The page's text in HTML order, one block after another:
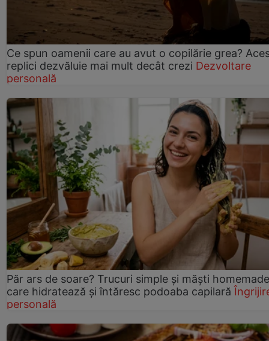
Ce spun oamenii care au avut o copilărie grea?
replici dezvăluie mai mult decât crezi Dezvoltare
personală
Păr ars de soare? Trucuri simple și măști homemade
care hidratează și întăresc podoaba capilară
personală